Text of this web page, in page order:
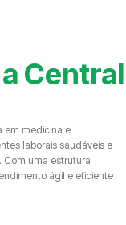
Central
em medicina e
laborais saudáveis e
uma estrutura
ágil e eficiente